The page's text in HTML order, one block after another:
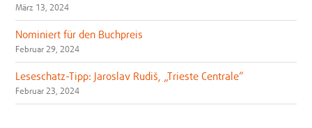
März 13, 2024
Nominiert für den Buchpreis
Februar 29, 2024
Leseschatz-Tipp: Jaroslav Rudiš, „Trieste Centrale“
Februar 23, 2024